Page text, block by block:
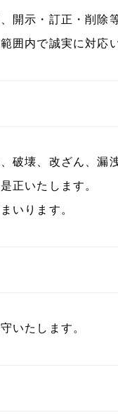
開示・訂正・削除
囲内で誠実に対応
破壊、改ざん、漏
正いたします。
いります。
いたします。